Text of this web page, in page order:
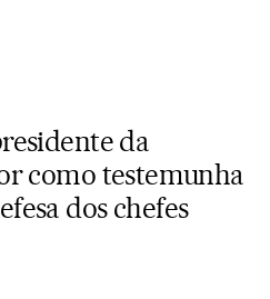
da
como testemunha
dos chefes